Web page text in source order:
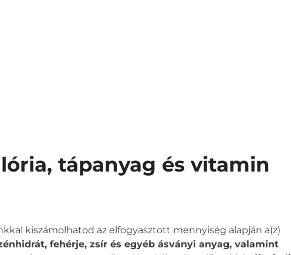
tápanyag és vitamin
kiszámolhatod az elfogyasztott mennyiség alapján a(z)
fehérje, zsír és egyéb ásványi anyag, valamint